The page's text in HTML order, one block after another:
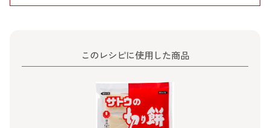
このレシピに使用した商品